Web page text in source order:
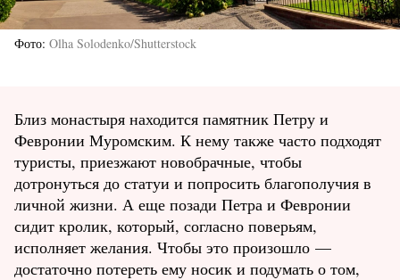
Фото Olha Solodenko/Shutterstock
Близ монастыря находится памятник Петру и
Февронии Муромским. К нему также часто подходят
туристы, приезжают новобрачные, чтобы
дотронуться до статуи и попросить благополучия в
личной жизни. А еще позади Петра и Февронии
сидит кролик, который, согласно поверьям,
исполняет желания. Чтобы это произошло —
достаточно потереть ему носик и подумать о том,